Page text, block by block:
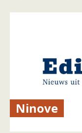
Ninove